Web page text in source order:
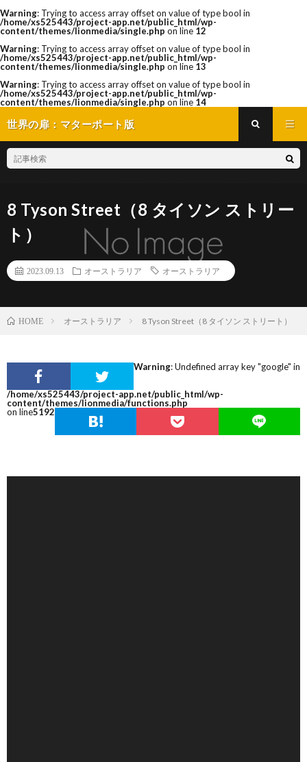
Warning: Trying to access array offset on value of type bool in
/home/xs525443/project-app.net/public_html/wp-
content/themes/lionmedia/single.php on line 12
Warning: Trying to access array offset on value of type bool in
/home/xs525443/project-app.net/public_html/wp-
content/themes/lionmedia/single.php on line 13
Warning: Trying to access array offset on value of type bool in
/home/xs525443/project-app.net/public_html/wp-
content/themes/lionmedia/single.php on line 14
世界の扉：マターポート版
8 Tyson Street（8 タイソン ストリー
ト）
2023.09.13 オーストラリア オーストラリア
HOME オーストラリア 8 Tyson Street（8 タイソン ストリート）
Warning: Undefined array key "google" in
/home/xs525443/project-app.net/public_html/wp-
content/themes/lionmedia/functions.php
on line5192